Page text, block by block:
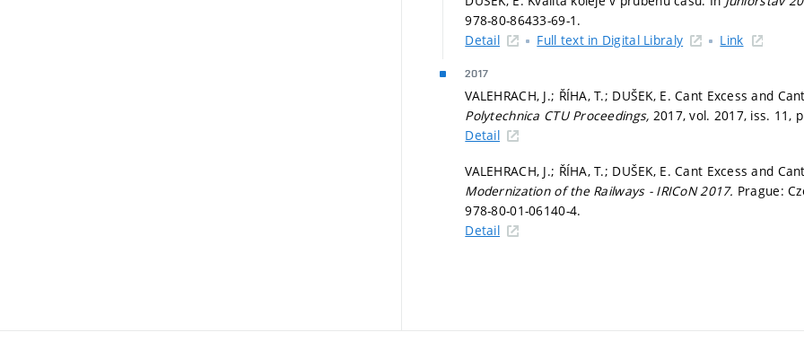
978-80-86433-69-1.
Detail
Full text in Digital Libraly Link
2017
VALEHRACH, J.; ŘÍHA, T.; DUŠEK, E. Cant Excess and
Polytechnica CTU Proceedings, 2017, vol. 2017, iss. 11,
Detail
VALEHRACH, J.; ŘÍHA, T.; DUŠEK, E. Cant Excess and
Modernization of the Railways - IRICoN 2017. Prague:
978-80-01-06140-4.
Detail